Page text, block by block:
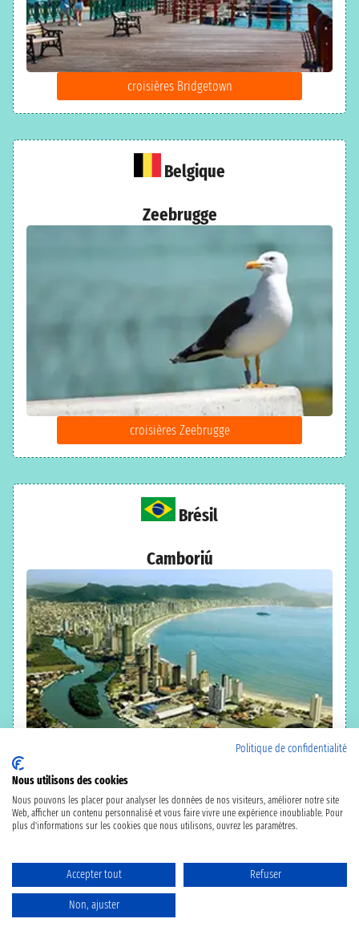
croisières Bridgetown
Belgique
Zeebrugge
croisières Zeebrugge
Brésil
Camboriú
Itajai
Politique de confidentialité
Nous utilisons des cookies
Nous pouvons les placer pour analyser les données de nos visiteurs, améliorer notre site
Web, afficher un contenu personnalisé et vous faire vivre une expérience inoubliable. Pour
plus d'informations sur les cookies que nous utilisons, ouvrez les paramètres.
Accepter tout Refuser
Non, ajuster